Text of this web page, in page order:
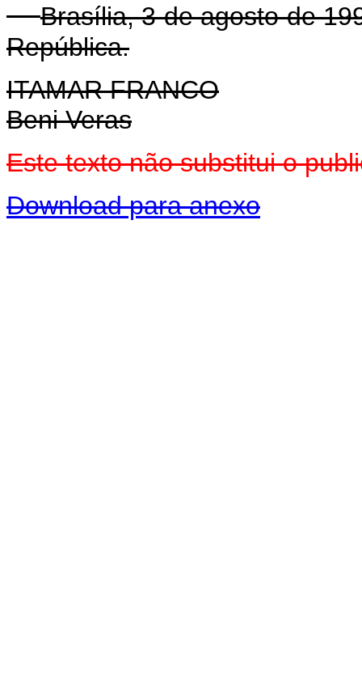
Brasília, 3 de agosto de
República.
ITAMAR FRANCO
Beni Veras
Este texto não substitui o
Download para anexo